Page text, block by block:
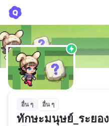
อื่น ๆ อื่น ๆ
ทักษะมนุษย์_ระยอง